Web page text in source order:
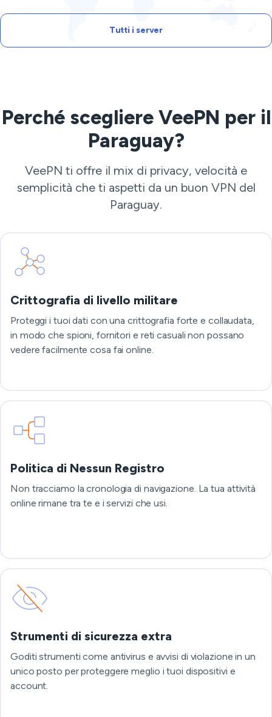
Tutti i server
Perché scegliere VeePN per il
Paraguay?
VeePN ti offre il mix di privacy, velocità e
semplicità che ti aspetti da un buon VPN del
Paraguay.
Crittografia di livello militare
Proteggi i tuoi dati con una crittografia forte e collaudata,
in modo che spioni, fornitori e reti casuali non possano
vedere facilmente cosa fai online.
Politica di Nessun Registro
Non tracciamo la cronologia di navigazione. La tua attività
online rimane tra te e i servizi che usi.
Strumenti di sicurezza extra
Goditi strumenti come antivirus e avvisi di violazione in un
unico posto per proteggere meglio i tuoi dispositivi e
account.